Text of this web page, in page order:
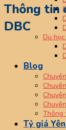
Du
Blog
Thông
Tỷ giá Yên
Thông tin
DBC